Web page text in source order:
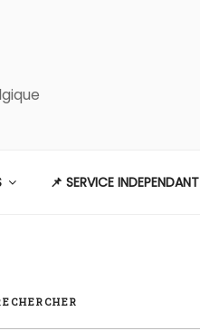
📌 SERVICE INDEPENDANT